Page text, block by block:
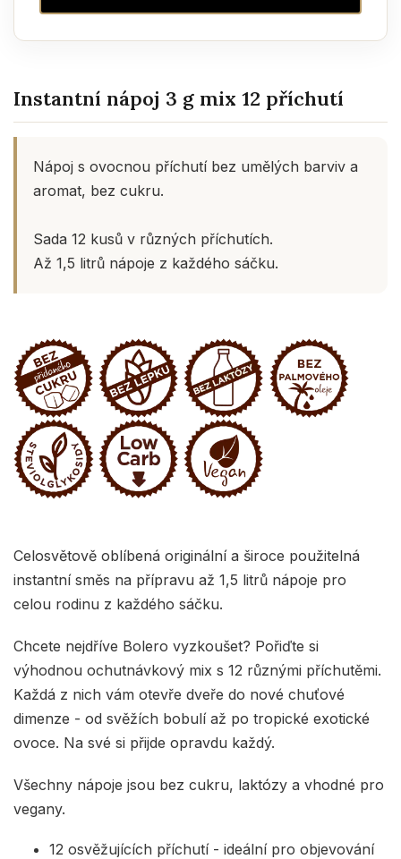
Instantní nápoj 3 g mix 12 příchutí
Nápoj s ovocnou příchutí bez umělých barviv a
aromat, bez cukru.
Sada 12 kusů v různých příchutích.
Až 1,5 litrů nápoje z každého sáčku.
Celosvětově oblíbená originální a široce použitelná
instantní směs na přípravu až 1,5 litrů nápoje pro
celou rodinu z každého sáčku.
Chcete nejdříve Bolero vyzkoušet? Pořiďte si
výhodnou ochutnávkový mix s 12 různými příchutěmi.
Každá z nich vám otevře dveře do nové chuťové
dimenze - od svěžích bobulí až po tropické exotické
ovoce. Na své si přijde opravdu každý.
Všechny nápoje jsou bez cukru, laktózy a vhodné pro
vegany.
12 osvěžujících příchutí - ideální pro objevování